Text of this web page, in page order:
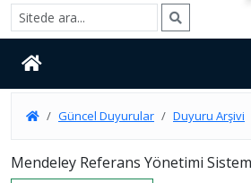
Güncel Duyurular Duyuru Arşivi
Mendeley Referans Yönetimi